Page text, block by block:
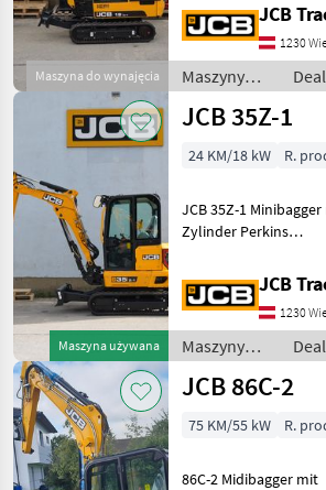
29
JS330
MARKETPLACE
Marketplace
Oferty
dealerów
Ogłoszenia
Maszyna do wynajęcia
3 Zylinder Perkins
Dieselmotor(EU Stufe V),
7 kW (15, 9 PS),
Axialkolbenpumpe,
Elektroproportionale
JCB
1230
Maszyny
budowlane /
JCB
Maszyna używana
JCB 35Z-1
24 KM/18 kW R.
JCB 35Z-1
Zylinder Perkins
DPF und ohne AdBlue,
633 Liter Hubraum
4kW (24, 7PS), 3500kg
Betriebsgewicht, 2
JCB
1230
Maszyny
budowlane /
JCB
JCB 86C-2
75 KM/55 kW R.
86C-2 Midibagger mit